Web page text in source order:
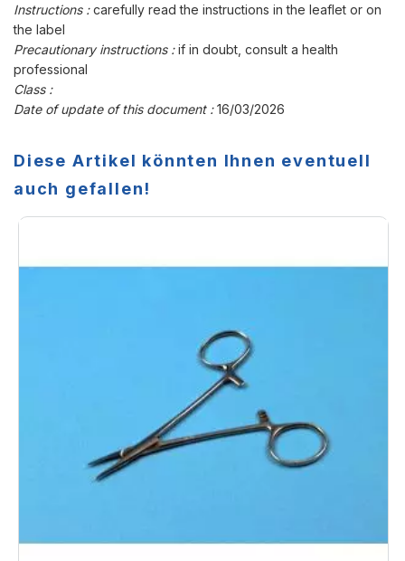
Instructions :carefully read the instructions in the leaflet or on
the label
Precautionary instructions :if in doubt, consult a health
professional
Class :
Date of update of this document :16/03/2026
Diese Artikel könnten Ihnen eventuell
auch gefallen!